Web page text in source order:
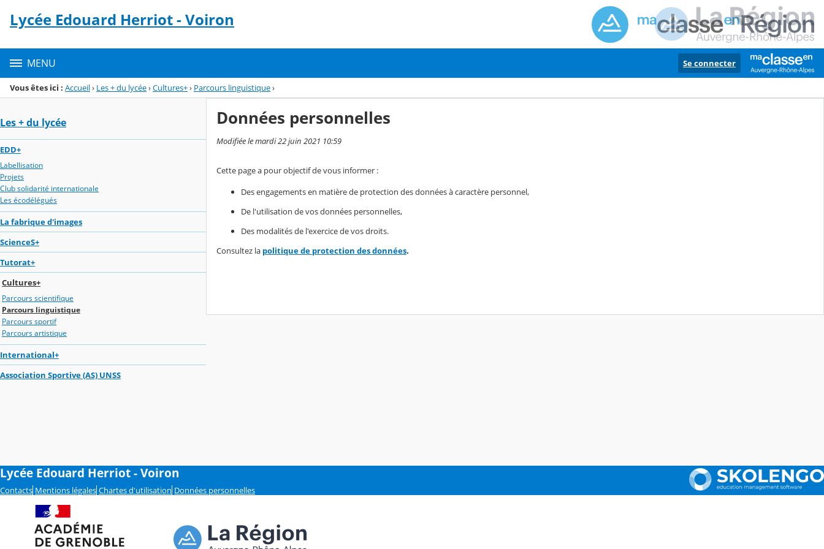
Menu de la rubrique
Contenu
Lycée Edouard Herriot - Voiron
MENU Se connecter
Vous êtes ici : Accueil› Les + du lycée›Cultures+› Parcours linguistique›
Les + du lycée
EDD+
Labellisation
Projets
Club solidarité internationale
Les écodélégués
La fabrique d'images
ScienceS+
Tutorat+
Cultures+
Parcours scientifique
Parcours linguistique
Parcours sportif
Parcours artistique
International+
Association Sportive (AS) UNSS
Données personnelles
Modifiée le mardi 22 juin 2021 10:59
Cette page a pour objectif de vous informer :
Des engagements en matière de protection des données à caractère personnel,
De l'utilisation de vos données personnelles,
Des modalités de l'exercice de vos droits.
Consultez la politique de protection des données.
Lycée Edouard Herriot - Voiron
Contacts Mentions légales Chartes d'utilisation Données personnelles